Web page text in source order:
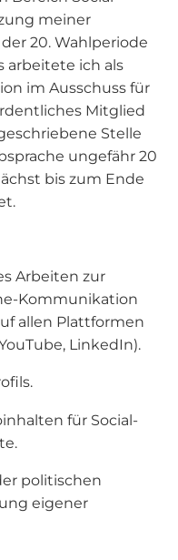
meiner
20. Wahlperiode
arbeitete ich als
im Ausschuss für
Mitglied
Stelle
ungefähr 20
bis zum Ende
Arbeiten zur
Kommunikation
allen Plattformen
LinkedIn).
für Social-
politischen
eigener